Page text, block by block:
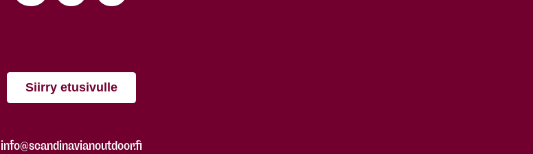
Siirry etusivulle
info@scandinavianoutdoor.fi